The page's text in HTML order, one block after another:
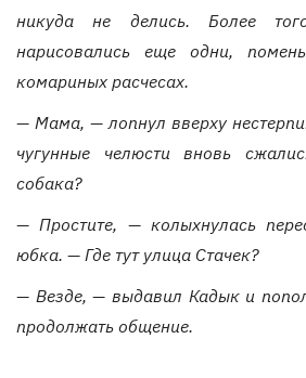
никуда не делись. Более
нарисовались еще одни,
комариных расчесах.
— Мама, — лопнул вверху
чугунные челюсти вновь
собака?
— Простите, — колыхнулась
юбка. — Где тут улица Стачек?
— Везде, — выдавил Кадык и
продолжать общение.